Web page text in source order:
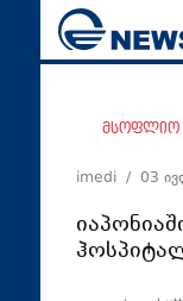
მსოფლიო
imedi / 03